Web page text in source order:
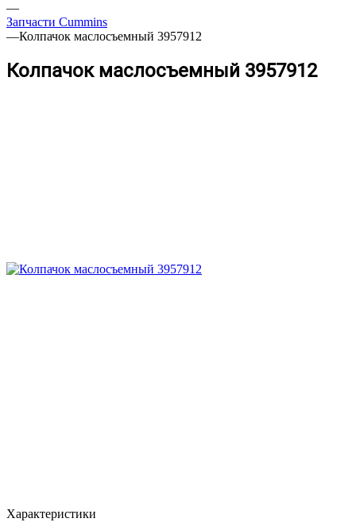
—
Запчасти Cummins
—Колпачок маслосъемный 3957912
Колпачок маслосъемный 3957912
Характеристики